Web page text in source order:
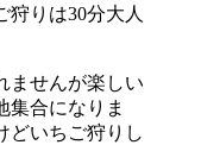
狩りは30分大人
ませんが楽しい
集合になりま
どいちご狩りし